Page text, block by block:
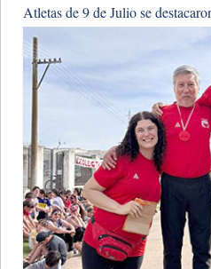
Atletas de 9 de Julio se